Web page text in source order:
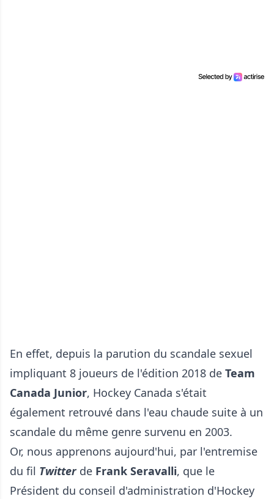
En effet, depuis la parution du scandale sexuel
impliquant 8 joueurs de l'édition 2018 de Team
Canada Junior, Hockey Canada s'était
également retrouvé dans l'eau chaude suite à un
scandale du même genre survenu en 2003.
Or, nous apprenons aujourd'hui, par l'entremise
du fil Twitter de Frank Seravalli, que le
Président du conseil d'administration d'Hockey